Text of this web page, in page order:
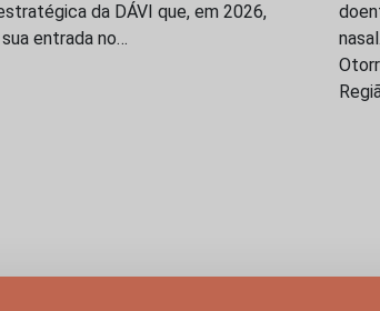
da DÁVI que, em 2026,
entrada no…